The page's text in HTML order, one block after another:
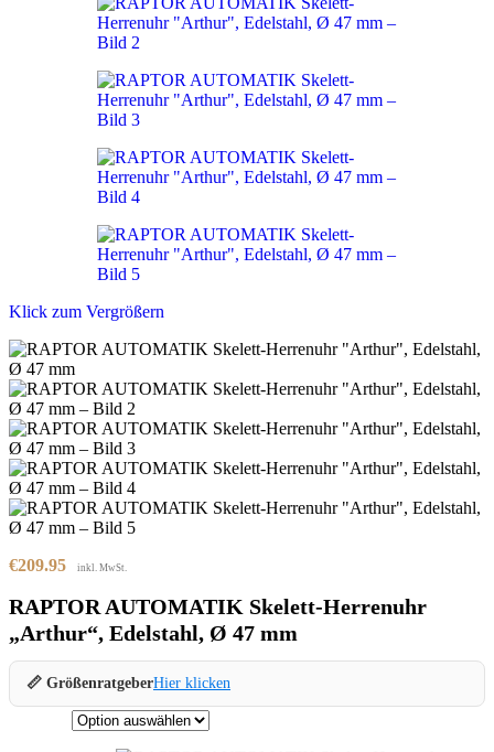
Klick zum Vergrößern
€209.95 inkl. MwSt.
RAPTOR AUTOMATIK Skelett-Herrenuhr
„Arthur“, Edelstahl, Ø 47 mm
📏 GrößenratgeberHier klicken